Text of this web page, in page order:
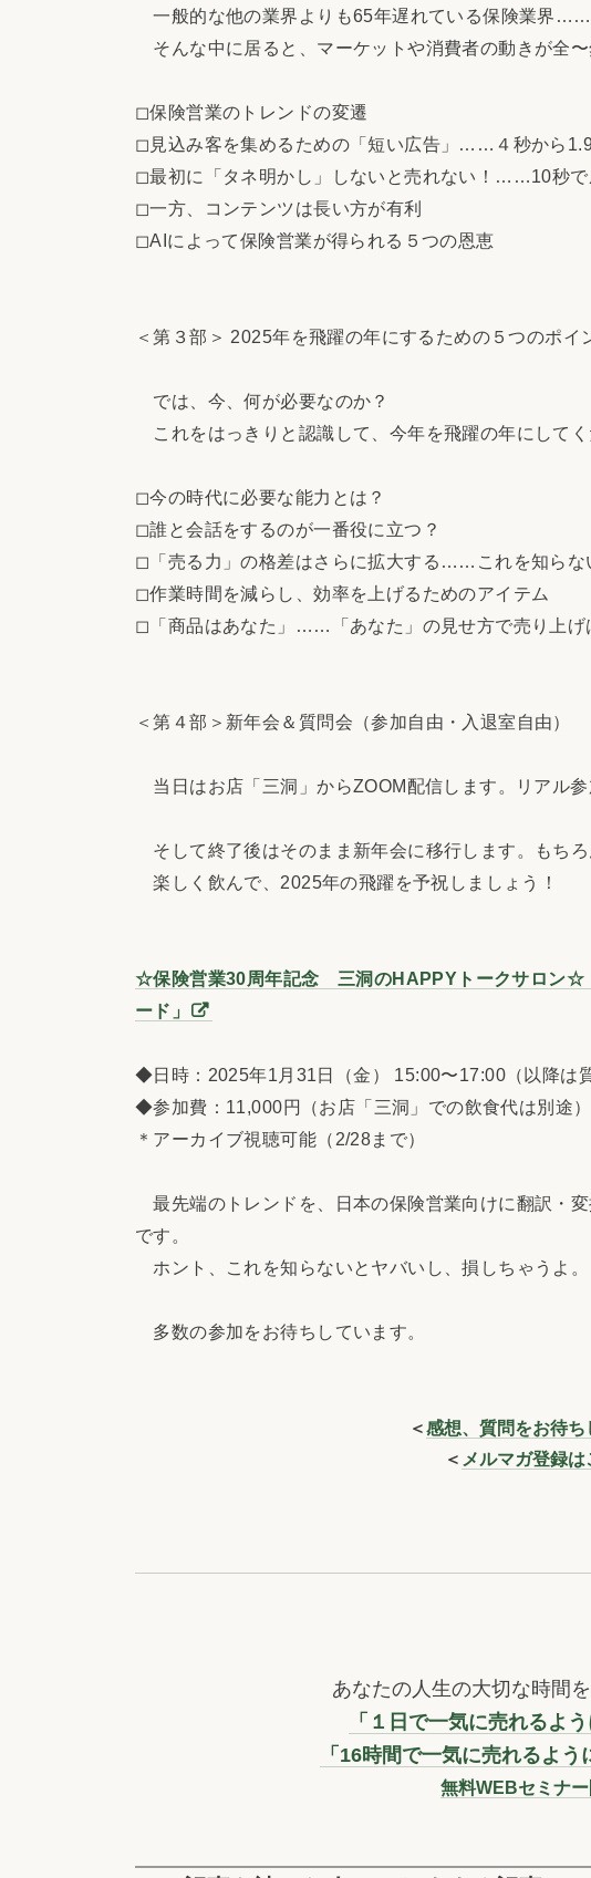
一般的な他の業界よりも65年遅れている保険業界……
そんな中に居ると、マーケットや消費者の動きが全〜
◻︎保険営業のトレンドの変遷
◻︎見込み客を集めるための「短い広告」……４秒から1.9
◻︎最初に「タネ明かし」しないと売れない！……10秒で
◻︎一方、コンテンツは長い方が有利
◻︎AIによって保険営業が得られる５つの恩恵
＜第３部＞ 2025年を飛躍の年にするための５つのポイ
では、今、何が必要なのか？
これをはっきりと認識して、今年を飛躍の年にしてく
◻︎今の時代に必要な能力とは？
◻︎誰と会話をするのが一番役に立つ？
◻︎「売る力」の格差はさらに拡大する……これを知らな
◻︎作業時間を減らし、効率を上げるためのアイテム
◻︎「商品はあなた」……「あなた」の見せ方で売り上げ
＜第４部＞新年会＆質問会（参加自由・入退室自由）
当日はお店「三洞」からZOOM配信します。リアル参
そして終了後はそのまま新年会に移行します。もちろ
楽しく飲んで、2025年の飛躍を予祝しましょう！
☆保険営業30周年記念 三洞のHAPPYトークサロン☆
ード」
◆日時：2025年1月31日（金） 15:00〜17:00（以降は
◆参加費：11,000円（お店「三洞」での飲食代は別途）
＊アーカイブ視聴可能（2/28まで）
最先端のトレンドを、日本の保険営業向けに翻訳・
です。
ホント、これを知らないとヤバいし、損しちゃうよ。
多数の参加をお待ちしています。
＜感想、質問をお待ち
＜ メルマガ登録は
あなたの人生の大切な時間
「１日で一気に売れるよ
「16時間で一気に売れるよう
無料WEBセミナー